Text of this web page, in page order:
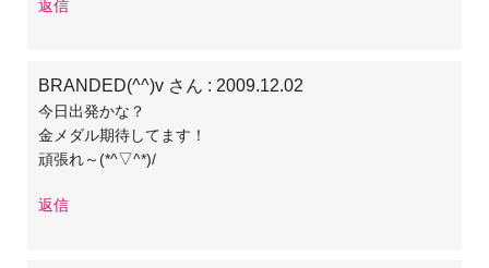
返信
BRANDED(^^)v さん : 2009.12.02
今日出発かな？
金メダル期待してます！
頑張れ～(*^▽^*)/
返信